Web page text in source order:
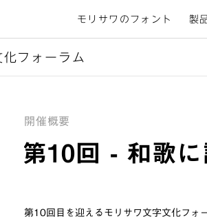
モリサワのフォント 製
フォーラム
開催概要
第10回 - 和歌
第10回目を迎えるモリサワ文字文化フォ